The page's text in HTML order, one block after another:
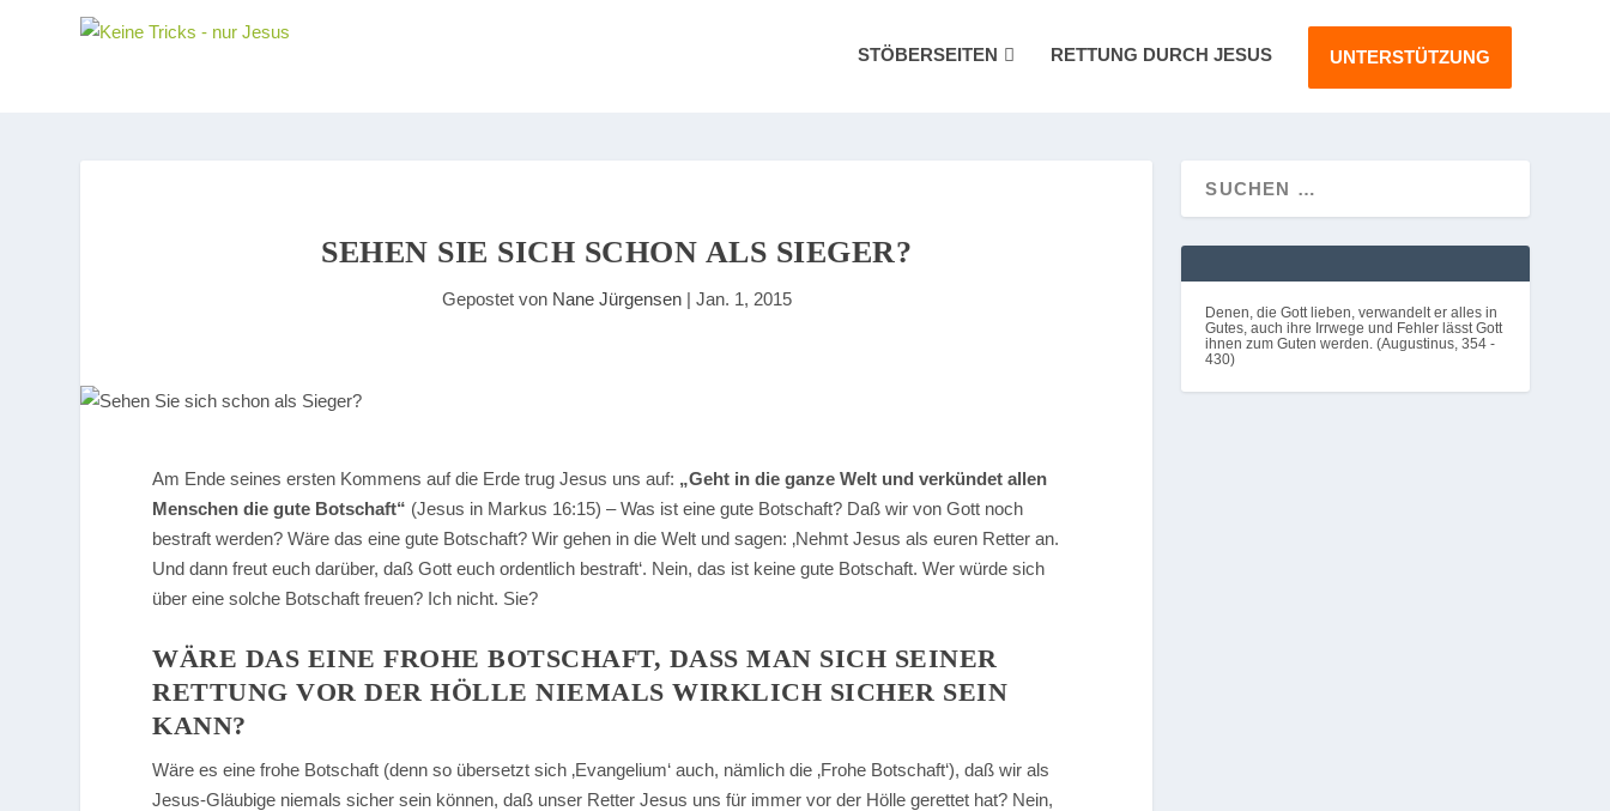
STÖBERSEITEN RETTUNG DURCH JESUS UNTERSTÜTZUNG
SEHEN SIE SICH SCHON ALS SIEGER?
Gepostet von Nane Jürgensen| Jan. 1, 2015
Am Ende seines ersten Kommens auf die Erde trug Jesus uns auf: „Geht in die ganze Welt und verkündet allen
Menschen die gute Botschaft“ (Jesus in Markus 16:15) – Was ist eine gute Botschaft? Daß wir von Gott noch
bestraft werden? Wäre das eine gute Botschaft? Wir gehen in die Welt und sagen: ‚Nehmt Jesus als euren Retter an.
Und dann freut euch darüber, daß Gott euch ordentlich bestraft‘. Nein, das ist keine gute Botschaft. Wer würde sich
über eine solche Botschaft freuen? Ich nicht. Sie?
WÄRE DAS EINE FROHE BOTSCHAFT, DASS MAN SICH SEINER R
ETTUNG VOR DER HÖLLE NIEMALS WIRKLICH SICHER SEIN K
ANN?
Wäre es eine frohe Botschaft (denn so übersetzt sich ‚Evangelium‘ auch, nämlich die ‚Frohe Botschaft‘), daß wir als
Jesus-Gläubige niemals sicher sein können, daß unser Retter Jesus uns für immer vor der Hölle gerettet hat? Nein,
Denen, die Gott lieben, verwandelt er alles in
Gutes, auch ihre Irrwege und Fehler lässt Gott
ihnen zum Guten werden. (Augustinus, 354 -
430)